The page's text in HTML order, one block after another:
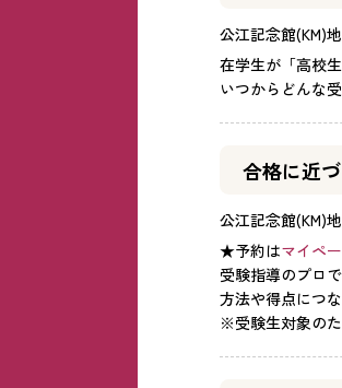
公江記念館(KM)
在学生が「高校
いつからどんな
合格に近
公江記念館(KM)
★予約はマイペ
受験指導のプロ
方法や得点につ
※受験生対象の